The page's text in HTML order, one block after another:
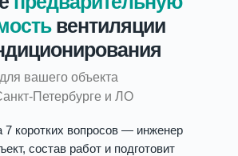
для вашего объекта
Петербурге и ЛО
7 коротких вопросов — инженер
состав работ и подготовит
вентиляции